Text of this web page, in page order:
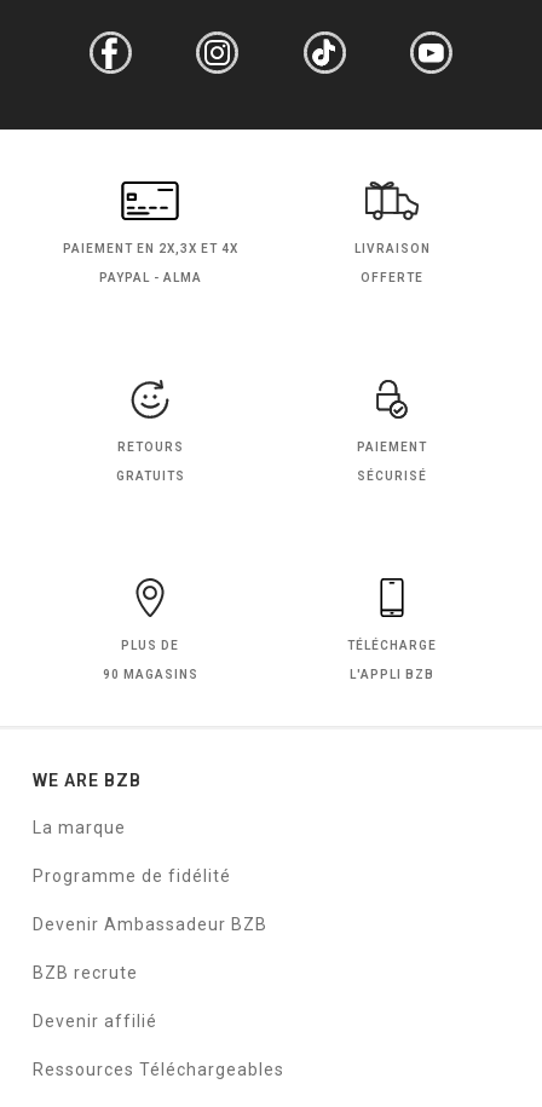
PAIEMENT EN 2X,3X ET 4X
PAYPAL - ALMA
LIVRAISON
OFFERTE
RETOURS
GRATUITS
PAIEMENT
SÉCURISÉ
PLUS DE
90 MAGASINS
TÉLÉCHARGE
L'APPLI BZB
WE ARE BZB
La marque
Programme de fidélité
Devenir Ambassadeur BZB
BZB recrute
Devenir affilié
Ressources Téléchargeables